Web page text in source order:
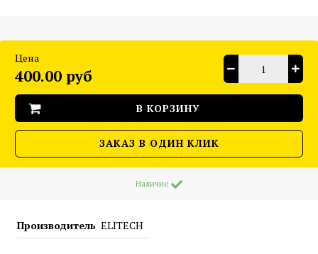
Цена
400.00 руб
В КОРЗИНУ
ЗАКАЗ В ОДИН КЛИК
Наличие
Производитель ELITECH